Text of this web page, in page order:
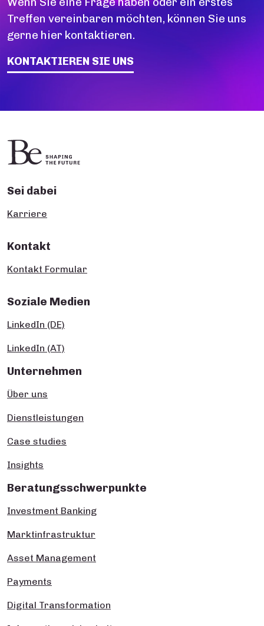
Treffen vereinbaren möchten, können Sie uns
gerne hier kontaktieren.
KONTAKTIEREN SIE UNS
Sei dabei
Karriere
Kontakt
Kontakt Formular
Soziale Medien
LinkedIn (DE)
LinkedIn (AT)
Unternehmen
Über uns
Dienstleistungen
Case studies
Insights
Beratungsschwerpunkte
Investment Banking
Marktinfrastruktur
Asset Management
Payments
Digital Transformation